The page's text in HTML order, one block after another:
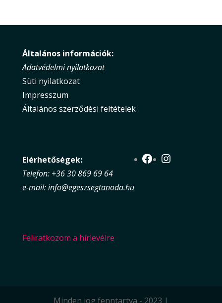
Általános információk:
Adatvédelmi nyilatkozat
Süti nyilatkozat
Impresszum
Általános szerződési feltételek
Elérhetőségek:
Telefon: +36 30 869 69 64
e-mail: info@egeszsegtanoda.hu
Facebook
Instagram
Feliratkozom a hírlevélre
Minden jog fenntartva - 2023 |